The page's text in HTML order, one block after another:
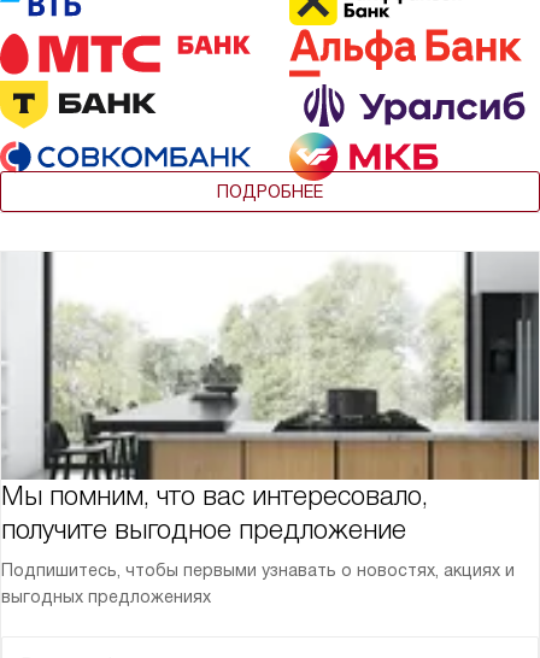
ПОДРОБНЕЕ
Мы помним, что вас интересовало,
получите выгодное предложение
Подпишитесь, чтобы первыми узнавать о новостях, акциях и
выгодных предложениях